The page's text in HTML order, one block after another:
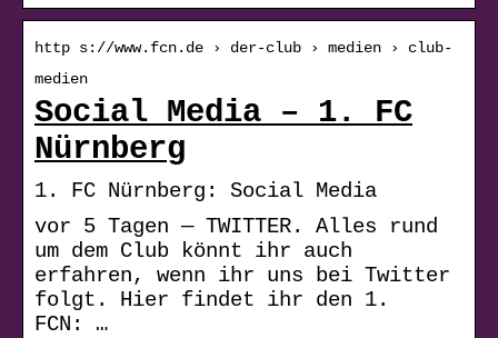
http s://www.fcn.de › der-club › medien › club-
medien
Social Media – 1. FC
Nürnberg
1. FC Nürnberg: Social Media
vor 5 Tagen — TWITTER. Alles rund
um dem Club könnt ihr auch
erfahren, wenn ihr uns bei Twitter
folgt. Hier findet ihr den 1.
FCN: …